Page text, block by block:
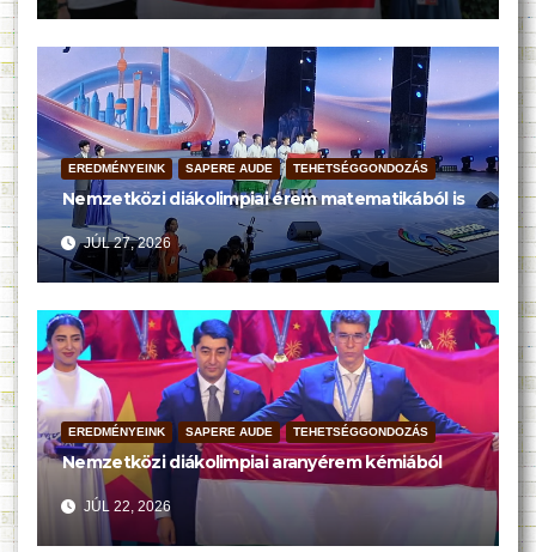
EREDMÉNYEINK SAPERE AUDE TEHETSÉGGONDOZÁS
Nemzetközi diákolimpiai érem matematikából is
JÚL 27, 2026
EREDMÉNYEINK SAPERE AUDE TEHETSÉGGONDOZÁS
Nemzetközi diákolimpiai aranyérem kémiából
JÚL 22, 2026